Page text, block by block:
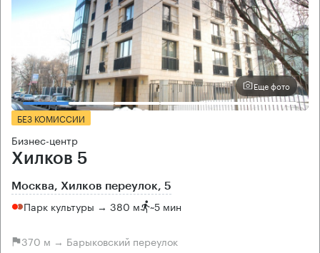
Еще фото
БЕЗ КОМИССИИ
Бизнес-центр
Хилков 5
Москва, Хилков переулок, 5
Парк культуры → 380 м ~5 мин
370 м → Барыковский переулок